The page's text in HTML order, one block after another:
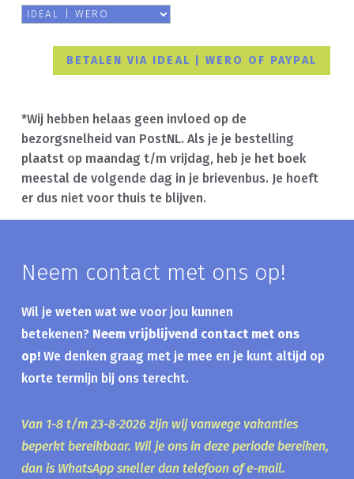
*Wij hebben helaas geen invloed op de
bezorgsnelheid van PostNL. Als je je bestelling
plaatst op maandag t/m vrijdag, heb je het boek
meestal de volgende dag in je brievenbus. Je hoeft
er dus niet voor thuis te blijven.
Neem contact met ons op!
Wil je weten wat we voor jou kunnen
betekenen? Neem vrijblijvend contact met ons
op! We denken graag met je mee en je kunt altijd op
korte termijn bij ons terecht.
Van 1-8 t/m 23-8-2026 zijn wij vanwege vakanties
beperkt bereikbaar. Wil je ons in deze periode bereiken,
dan is WhatsApp sneller dan telefoon of e-mail.